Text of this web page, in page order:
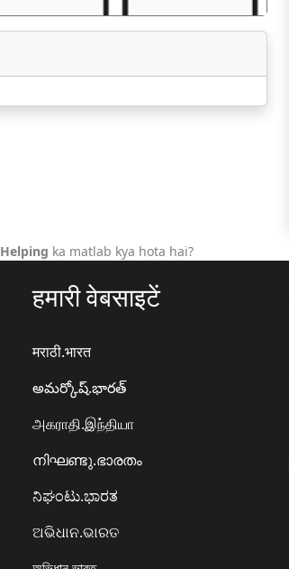
Helping ka matlab kya hota hai?
हमारी वेबसाइटें
मराठी.भारत
అమర్కోష్.భారత్
அகராதி.இந்தியா
നിഘണ്ടു.ഭാരതം
ನಿಘಂಟು.ಭಾರತ
ଅଭିଧାନ.ଭାରତ